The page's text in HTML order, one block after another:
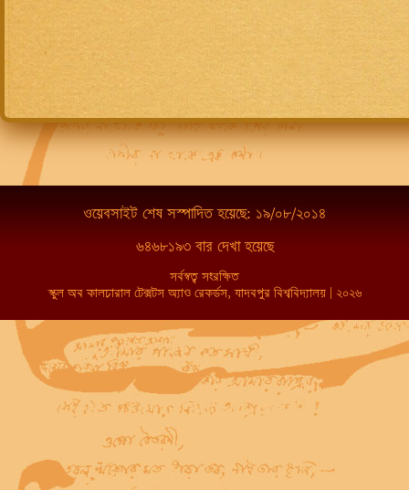
ওয়েবসাইট শেষ সস্পাদিত হয়েছে: ১৯/০৮/২০১৪
৬৪৬৮১৯৩ বার দেখা হয়েছে
সর্বস্বত্ব সংরক্ষিত
স্কুল অব কালচারাল টেক্সটস অ্যাণ্ড রেকর্ডস, যাদবপুর বিশ্ববিদ্যালয় | ২০২৬